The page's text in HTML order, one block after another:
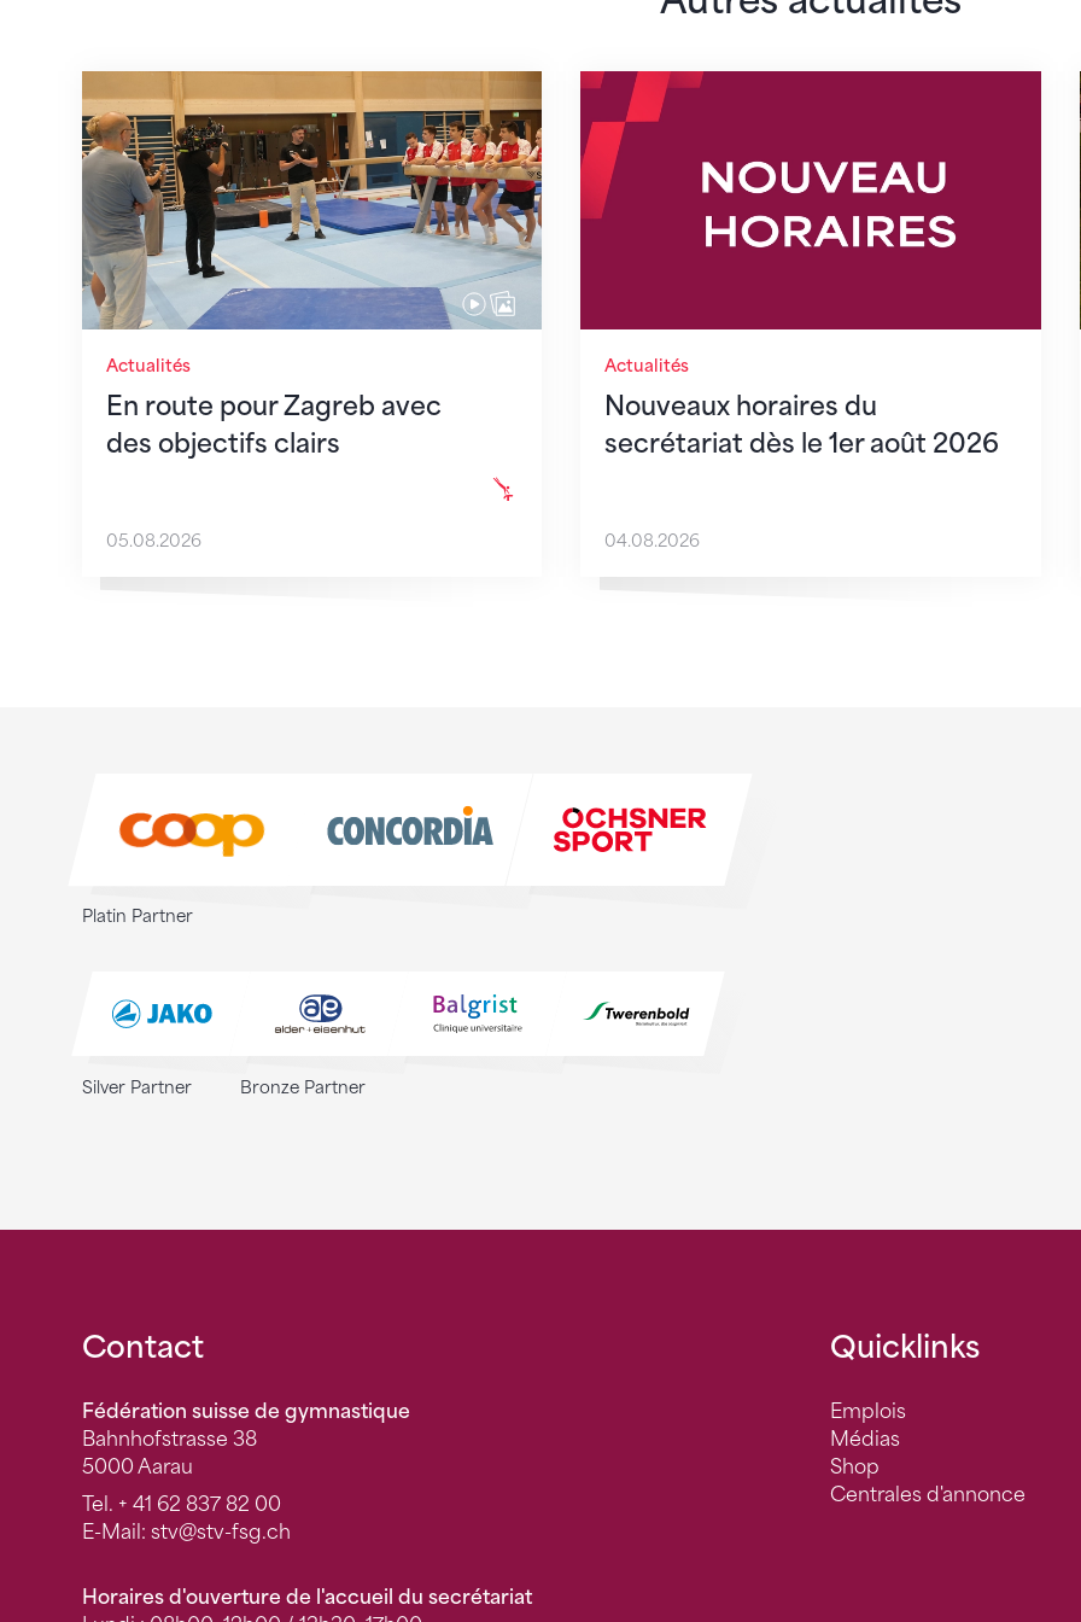
Actualités
En route pour Zagreb avec
des objectifs clairs
En route pour Zagreb avec des objectifs clairs
05.08.2026
Actualités
Nouveaux horaires du
secrétariat dès le 1er août 2026
Nouveaux horaires du secrétariat dès le 1er
04.08.2026
Platin Partner
Silver Partner Bronze Partner
Fusszeile
Contact
Fédération suisse de gymnastique
Bahnhofstrasse 38
5000 Aarau
Tel. + 41 62 837 82 00
E-Mail: stv@stv-fsg.ch
Horaires d'ouverture de l'accueil du secrétariat
Quicklinks
Emplois
Médias
Shop
Centrales d'annonce